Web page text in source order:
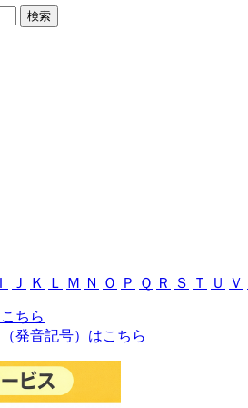
Ｉ Ｊ Ｋ Ｌ Ｍ Ｎ Ｏ Ｐ Ｑ Ｒ Ｓ Ｔ Ｕ Ｖ
ちら
発音記号）はこちら